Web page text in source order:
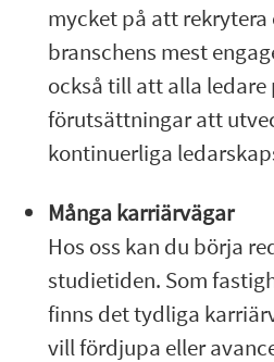
mycket på att rekrytera
branschens mest
också till att alla
förutsättningar att
kontinuerliga
Många karriärvägar
Hos oss kan du börja
studietiden. Som
finns det tydliga
vill fördjupa eller